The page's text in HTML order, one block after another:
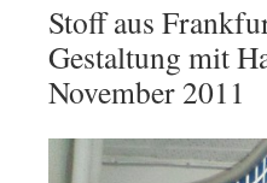
Stoff aus
Gestaltung mit
November 2011